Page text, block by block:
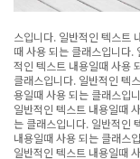
스입니다. 일반적인 텍스트
때 사용 되는 클래스입니다.
적인 텍스트 내용일때 사용
클래스입니다. 일반적인 텍
용일때 사용 되는 클래스입
일반적인 텍스트 내용일때
는 클래스입니다. 일반적인
내용일때 사용 되는 클래스
일반적인 텍스트 내용일때